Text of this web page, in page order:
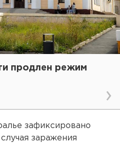
продлен режим
зафиксировано
заражения